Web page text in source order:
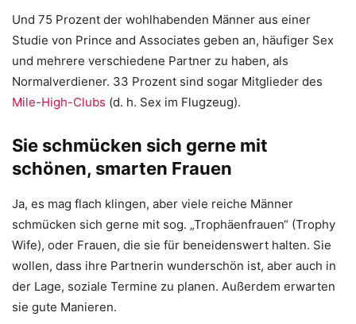
Und 75 Prozent der wohlhabenden Männer aus einer
Studie von Prince and Associates geben an, häufiger Sex
und mehrere verschiedene Partner zu haben, als
Normalverdiener. 33 Prozent sind sogar Mitglieder des
Mile-High-Clubs (d. h. Sex im Flugzeug).
Sie schmücken sich gerne mit
schönen, smarten Frauen
Ja, es mag flach klingen, aber viele reiche Männer
schmücken sich gerne mit sog. „Trophäenfrauen“ (Trophy
Wife), oder Frauen, die sie für beneidenswert halten. Sie
wollen, dass ihre Partnerin wunderschön ist, aber auch in
der Lage, soziale Termine zu planen. Außerdem erwarten
sie gute Manieren.